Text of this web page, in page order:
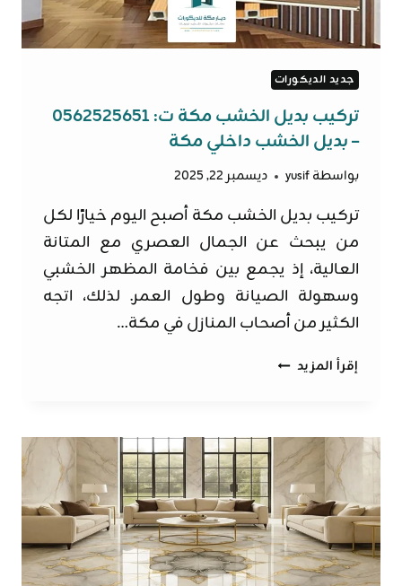
جديد الديكورات
تركيب بديل الخشب مكة ت: 0562525651
– بديل الخشب داخلي مكة
بواسطةyusif ديسمبر 22, 2025
تركيب بديل الخشب مكة أصبح اليوم خيارًا لكل
من يبحث عن الجمال العصري مع المتانة
العالية، إذ يجمع بين فخامة المظهر الخشبي
وسهولة الصيانة وطول العمر. لذلك، اتجه
الكثير من أصحاب المنازل في مكة…
إقرأ المزيد تركيب
ت:
0562525651
–
بديل
الخشب
داخلي
مكة